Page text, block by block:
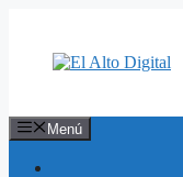
contenido
Menú